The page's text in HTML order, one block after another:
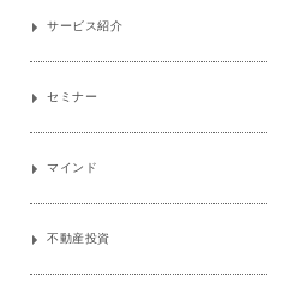
サービス紹介
セミナー
マインド
不動産投資